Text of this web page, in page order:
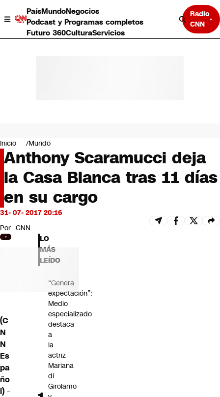
PaísMundoNegocios
Podcast y Programas completos
Futuro 360CulturaServicios
Radio
CNN
Negocios
Deportes
Programas completos
Cultura
Servicios
Bits
CNN tiempo
Futuro 360
Opinión
Inicio Mundo
Anthony Scaramucci deja
la Casa Blanca tras 11 días
en su cargo
31- 07- 2017 20:16
Por CNN
(C
N
N
Es
pa
ño
l) –
LO
MÁS
LEÍDO
“Genera
expectación”:
Medio
especializado
destaca
a
la
actriz
Mariana
di
Girolamo